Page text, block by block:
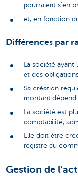
pourraient s'en
et, en fonction
Différences par
La société ayant
et des
Sa création
montant
La société est
comptabilité,
Elle doit être
registre du
Gestion de